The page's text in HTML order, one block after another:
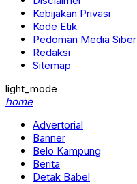
Kebijakan Privasi
Kode Etik
Pedoman Media Siber
Redaksi
Sitemap
light_mode
home
Advertorial
Banner
Belo Kampung
Berita
Detak Babel